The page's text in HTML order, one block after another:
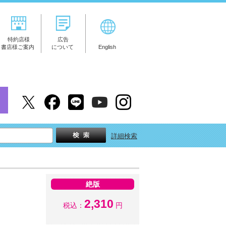
特約店様
書店様ご案内
広告
について
English
詳細検索
絶版
税込： 2,310 円